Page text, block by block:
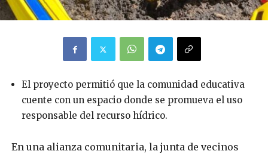
El proyecto permitió que la comunidad educativa
cuente con un espacio donde se promueva el uso
responsable del recurso hídrico.
En una alianza comunitaria, la junta de vecinos